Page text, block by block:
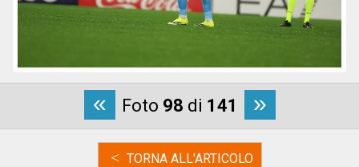
« Foto 98 di 141 »
< TORNA ALL'ARTICOLO